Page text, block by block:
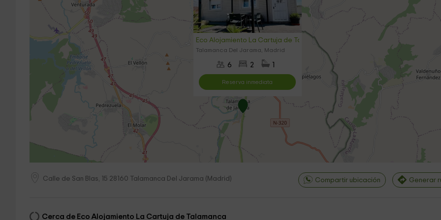
Eco Alojamiento La Cartuja de Talamanca
Talamanca Del Jarama, Madrid
6 2
Reserva inmediata
Calle de San Blas, 15 28160 Talamanca Del Jarama ( Madrid ) Compartir ubicación Generar
Cerca de Eco Alojamiento La Cartuja de Talamanca